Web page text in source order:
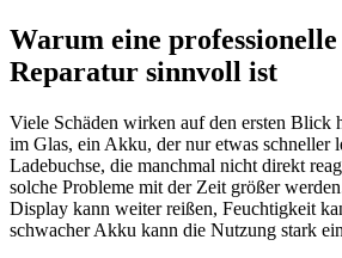
Warum eine
Reparatur sinnvoll ist
Viele Schäden wirken auf den ersten Blick
im Glas, ein Akku, der nur etwas schneller
Ladebuchse, die manchmal nicht direkt
solche Probleme mit der Zeit größer
Display kann weiter reißen, Feuchtigkeit
schwacher Akku kann die Nutzung stark